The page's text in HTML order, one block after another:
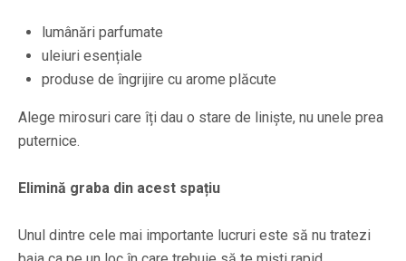
lumânări parfumate
uleiuri esențiale
produse de îngrijire cu arome plăcute
Alege mirosuri care îți dau o stare de liniște, nu unele prea
puternice.
Elimină graba din acest spațiu
Unul dintre cele mai importante lucruri este să nu tratezi